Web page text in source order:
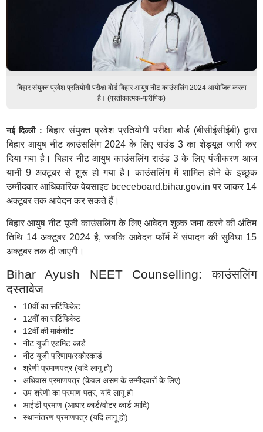
बिहार संयुक्त प्रवेश प्रतियोगी परीक्षा बोर्ड बिहार आयुष नीट काउंसलिंग 2024 आयोजित करता
है। (प्रतीकात्मक-फ्रीपिक)
नई दिल्ली :बिहार संयुक्त प्रवेश प्रतियोगी परीक्षा बोर्ड (बीसीईसीईबी) द्वारा
बिहार आयुष नीट काउंसलिंग 2024 के लिए राउंड 3 का शेड्यूल जारी कर
दिया गया है। बिहार नीट आयुष काउंसलिंग राउंड 3 के लिए पंजीकरण आज
यानी 9 अक्टूबर से शुरू हो गया है। काउंसलिंग में शामिल होने के इच्छुक
उम्मीदवार आधिकारिक वेबसाइट bceceboard.bihar.gov.in पर जाकर 14
अक्टूबर तक आवेदन कर सकते हैं।
बिहार आयुष नीट यूजी काउंसलिंग के लिए आवेदन शुल्क जमा करने की अंतिम
तिथि 14 अक्टूबर 2024 है, जबकि आवेदन फॉर्म में संपादन की सुविधा 15
अक्टूबर तक दी जाएगी।
Bihar Ayush NEET Counselling: काउंसलिंग
दस्तावेज
10वीं का सर्टिफिकेट
12वीं का सर्टिफिकेट
12वीं की मार्कशीट
नीट यूजी एडमिट कार्ड
नीट यूजी परिणाम/स्कोरकार्ड
श्रेणी प्रमाणपत्र (यदि लागू हो)
अधिवास प्रमाणपत्र (केवल असम के उम्मीदवारों के लिए)
उप श्रेणी का प्रमाण पत्र, यदि लागू हो
आईडी प्रमाण (आधार कार्ड/वोटर कार्ड आदि)
स्थानांतरण प्रमाणपत्र (यदि लागू हो)